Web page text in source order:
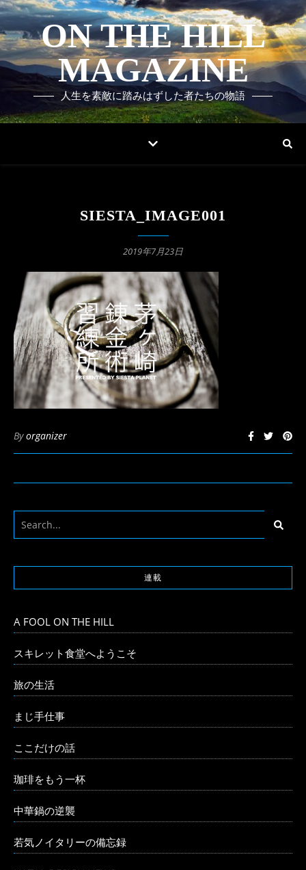
ON THE HILL
MAGAZINE
人生を素敵に踏みはずした者たちの物語
SIESTA_IMAGE001
2019年7月23日
Byorganizer
連載
A FOOL ON THE HILL
スキレット食堂へようこそ
旅の生活
まじ手仕事
ここだけの話
珈琲をもう一杯
中華鍋の逆襲
若気ノイタリーの備忘録